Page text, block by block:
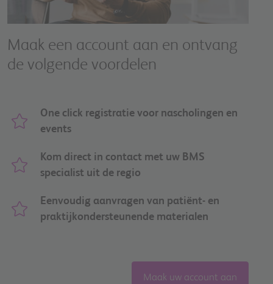
Maak een account aan en ontvang
de volgende voordelen
One click registratie voor nascholingen en
events
Kom direct in contact met uw BMS
specialist uit de regio
Eenvoudig aanvragen van patiënt- en
praktijkondersteunende materialen
Maak uw account aan